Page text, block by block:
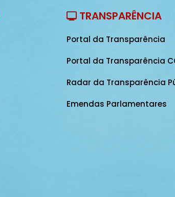
TRANSPARÊNCIA
Portal da Transparência
Portal da Transparência
Radar da Transparência
Emendas Parlamentares